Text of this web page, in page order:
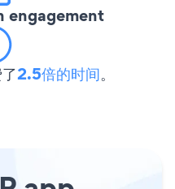
engagement
2.5倍的时间。